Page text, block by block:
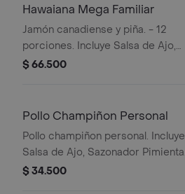
Hawaiana Mega Familiar
Jamón canadiense y piña. - 12
porciones. Incluye Salsa de Ajo,
Sazonador Pimienta Roja y
$ 66.500
Pollo Champiñon Personal
Pollo champiñon personal. Incluye
Salsa de Ajo, Sazonador Pimienta
Roja y Pepperoncini.
$ 34.500